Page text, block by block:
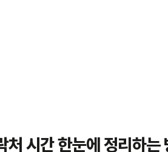
처 시간 한눈에 정리하는